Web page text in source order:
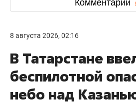
Комментарии
8 августа 2026, 02:16
В Татарстане
беспилотной
небо над